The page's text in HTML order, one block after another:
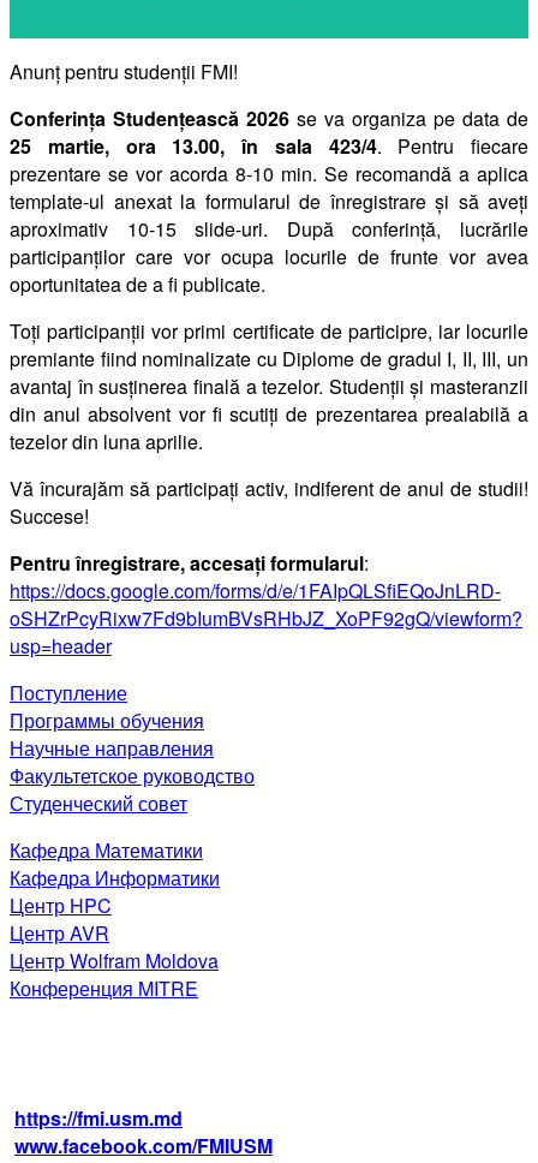
Anunț pentru studenții FMI!
Conferința Studențească 2026 se va organiza pe data de
25 martie, ora 13.00, în sala 423/4. Pentru fiecare
prezentare se vor acorda 8-10 min. Se recomandă a aplica
template-ul anexat la formularul de înregistrare și să aveți
aproximativ 10-15 slide-uri. După conferință, lucrările
participanților care vor ocupa locurile de frunte vor avea
oportunitatea de a fi publicate.
Toți participanții vor primi certificate de participre, iar locurile
premiante fiind nominalizate cu Diplome de gradul I, II, III, un
avantaj în susținerea finală a tezelor. Studenții și masteranzii
din anul absolvent vor fi scutiți de prezentarea prealabilă a
tezelor din luna aprilie.
Vă încurajăm să participați activ, indiferent de anul de studii!
Succese!
Pentru înregistrare, accesați formularul:
https://docs.google.com/forms/d/e/1FAIpQLSfiEQoJnLRD-
oSHZrPcyRixw7Fd9bIumBVsRHbJZ_XoPF92gQ/viewform?
usp=header
Поступление
Программы обучения
Научные направления
Факультетское руководство
Студенческий совет
Кафедра Математики
Кафедра Информатики
Центр HPC
Центр AVR
Центр Wolfram Moldova
Конференция MITRE
https://fmi.usm.md
www.facebook.com/FMIUSM